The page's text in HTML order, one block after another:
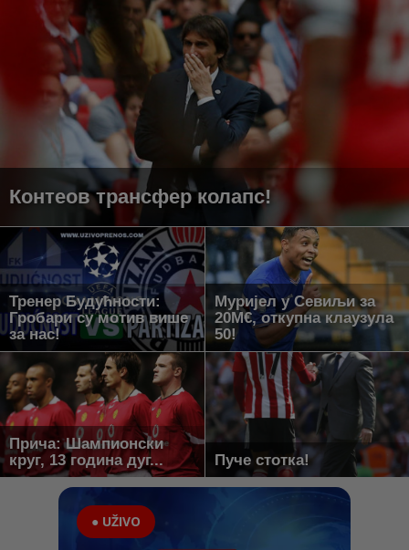
Контеов трансфер колапс!
Тренер Будућности:
Гробари су мотив више
за нас!
Муријел у Севиљи за
20М€, откупна клаузула
50!
Прича: Шампионски
круг, 13 година дуг...
Пуче стотка!
● UŽIVO